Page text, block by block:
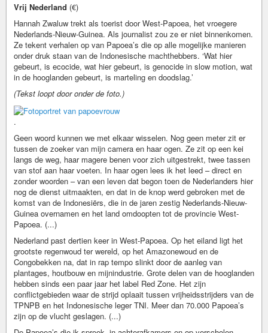
Vrij Nederland (€)
Hannah Zwaluw trekt als toerist door West-Papoea, het vroegere
Nederlands-Nieuw-Guinea. Als journalist zou ze er niet binnenkomen.
Ze tekent verhalen op van Papoea’s die op alle mogelijke manieren
onder druk staan van de Indonesische machthebbers. ‘Wat hier
gebeurt, is ecocide, wat hier gebeurt, is genocide in slow motion, wat
in de hooglanden gebeurt, is marteling en doodslag.’
(Tekst loopt door onder de foto.)
.
Geen woord kunnen we met elkaar wisselen. Nog geen meter zit er
tussen de zoeker van mijn camera en haar ogen. Ze zit op een kei
langs de weg, haar magere benen voor zich uitgestrekt, twee tassen
van stof aan haar voeten. In haar ogen lees ik het leed – direct en
zonder woorden – van een leven dat begon toen de Nederlanders hier
nog de dienst uitmaakten, en dat in de knop werd gebroken met de
komst van de Indonesiërs, die in de jaren zestig Nederlands-Nieuw-
Guinea overnamen en het land omdoopten tot de provincie West-
Papoea. (...)
Nederland past dertien keer in West-Papoea. Op het eiland ligt het
grootste regenwoud ter wereld, op het Amazonewoud en de
Congobekken na, dat in rap tempo slinkt door de aanleg van
plantages, houtbouw en mijnindustrie. Grote delen van de hooglanden
hebben sinds een paar jaar het label Red Zone. Het zijn
conflictgebieden waar de strijd oplaait tussen vrijheidsstrijders van de
TPNPB en het Indonesische leger TNI. Meer dan 70.000 Papoea’s
zijn op de vlucht geslagen. (...)